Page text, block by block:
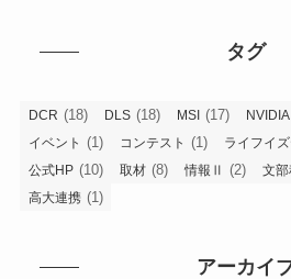
タグ
DCR (18) DLS (18) MSI (17) NVIDIA
イベント (1) コンテスト (1) ライフイ
公式HP (10) 取材 (8) 情報Ⅱ (2) 文
高大連携 (1)
アーカイ